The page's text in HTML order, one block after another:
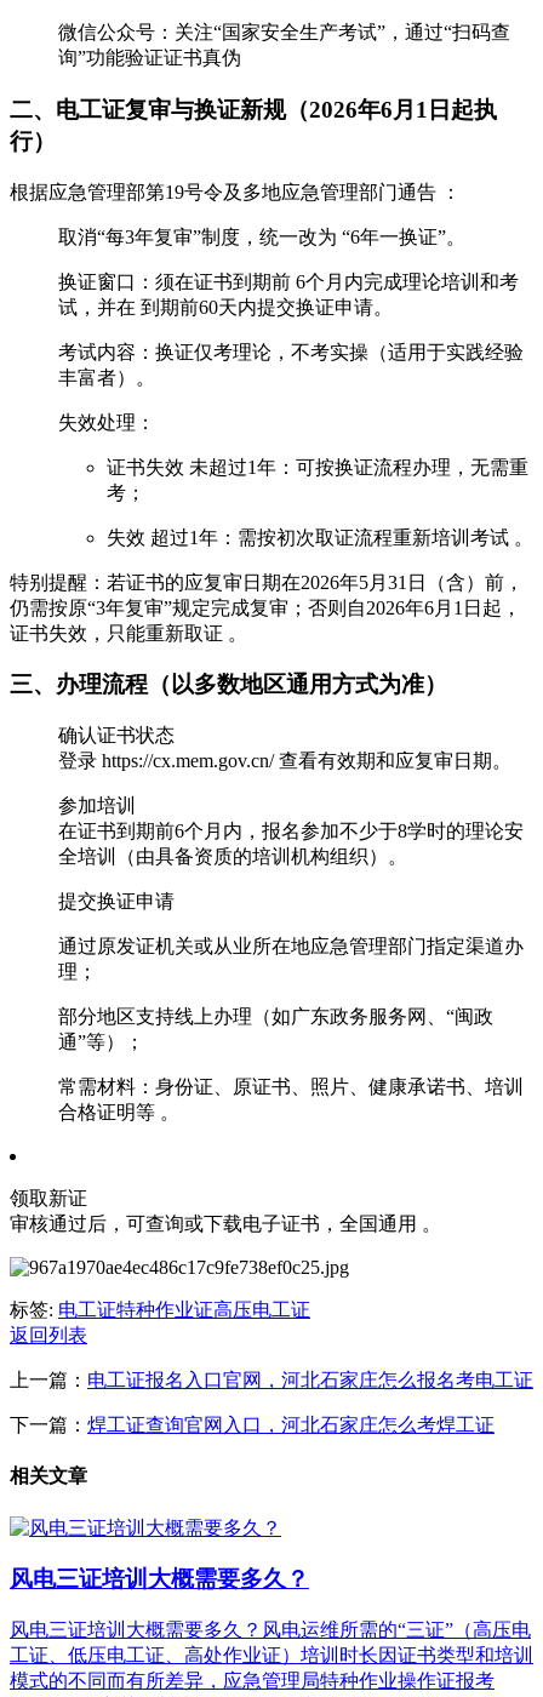
‌微信公众号‌：关注“‌国家安全生产考试‌”，通过“扫码查
询”功能验证证书真伪 ‌‌
二、电工证复审与换证新规（2026年6月1日起执
行）‌
根据应急管理部第19号令及多地应急管理部门通告 ‌‌：
‌取消“每3年复审”制度‌，统一改为 ‌“6年一换证”‌。
‌换证窗口‌：须在证书到期前 ‌6个月内完成理论培训和考
试‌，并在 ‌到期前60天内提交换证申请‌。
‌考试内容‌：换证仅考‌理论‌，‌不考实操‌（适用于实践经验
丰富者）‌‌。
‌失效处理‌：
证书失效 ‌未超过1年‌：可按‌换证流程‌办理，无需重
考；
失效 ‌超过1年‌：需按‌初次取证‌流程重新培训考试 ‌‌。
特别提醒‌：若证书的‌应复审日期在2026年5月31日（含）前‌，
仍需按原“3年复审”规定完成复审；否则自2026年6月1日起，
证书失效，只能重新取证 ‌‌。
‌三、办理流程（以多数地区通用方式为准）‌
‌确认证书状态‌
登录 https://cx.mem.gov.cn/ 查看有效期和应复审日期。
‌参加培训‌
在证书到期前6个月内，报名参加‌不少于8学时‌的理论安
全培训（由具备资质的培训机构组织）‌‌。
‌提交换证申请‌
通过‌原发证机关或从业所在地应急管理部门‌指定渠道办
理；
部分地区支持线上办理（如广东政务服务网、“闽政
通”等）‌‌；
常需材料：身份证、原证书、照片、健康承诺书、培训
合格证明等 ‌‌。
‌领取新证‌
审核通过后，可查询或下载‌电子证书‌，全国通用 ‌‌。
标签: 电工证特种作业证高压电工证
返回列表
上一篇： 电工证报名入口官网，河北石家庄怎么报名考电工证
下一篇： 焊工证查询官网入口，河北石家庄怎么考焊工证
相关文章
风电三证培训大概需要多久？
风电三证培训大概需要多久？风电运维所需的“三证”（高压电
工证、低压电工证、高处作业证）培训时长因证书类型和培训
模式的不同而有所差异，应急管理局特种作业操作证报考